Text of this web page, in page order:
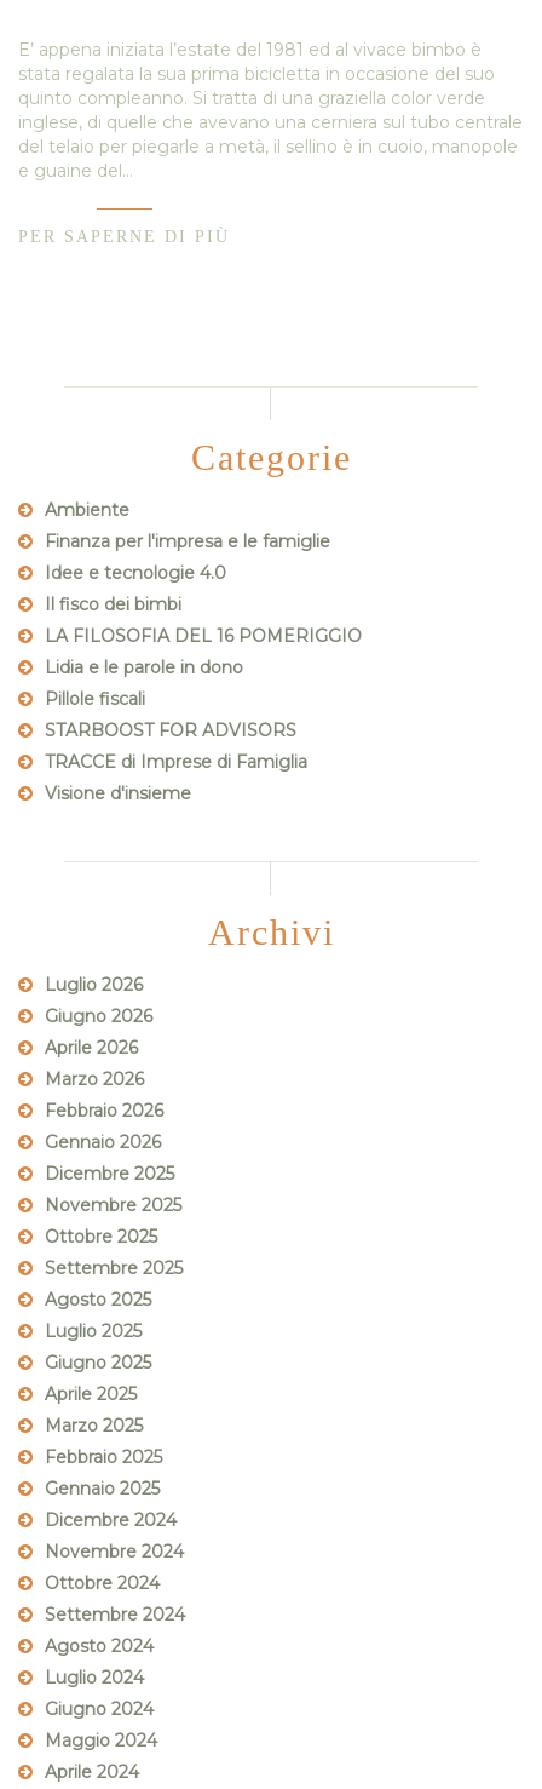
E’ appena iniziata l’estate del 1981 ed al vivace bimbo è
stata regalata la sua prima bicicletta in occasione del suo
quinto compleanno. Si tratta di una graziella color verde
inglese, di quelle che avevano una cerniera sul tubo centrale
del telaio per piegarle a metà, il sellino è in cuoio, manopole
e guaine del…
PER SAPERNE DI PIÙ
Categorie
Ambiente
Finanza per l'impresa e le famiglie
Idee e tecnologie 4.0
Il fisco dei bimbi
LA FILOSOFIA DEL 16 POMERIGGIO
Lidia e le parole in dono
Pillole fiscali
STARBOOST FOR ADVISORS
TRACCE di Imprese di Famiglia
Visione d'insieme
Archivi
Luglio 2026
Giugno 2026
Aprile 2026
Marzo 2026
Febbraio 2026
Gennaio 2026
Dicembre 2025
Novembre 2025
Ottobre 2025
Settembre 2025
Agosto 2025
Luglio 2025
Giugno 2025
Aprile 2025
Marzo 2025
Febbraio 2025
Gennaio 2025
Dicembre 2024
Novembre 2024
Ottobre 2024
Settembre 2024
Agosto 2024
Luglio 2024
Giugno 2024
Maggio 2024
Aprile 2024